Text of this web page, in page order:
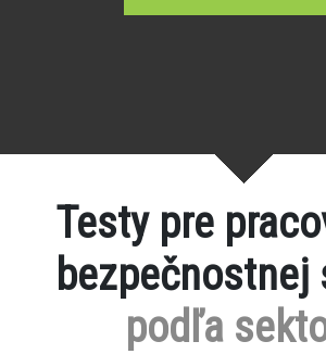
Testy pre
bezpečnostnej
podľa